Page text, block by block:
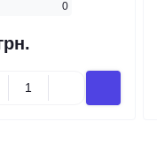
Перейти на сайт
0